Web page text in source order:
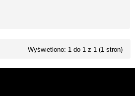
Wyświetlono: 1 do 1 z 1 (1 stron)